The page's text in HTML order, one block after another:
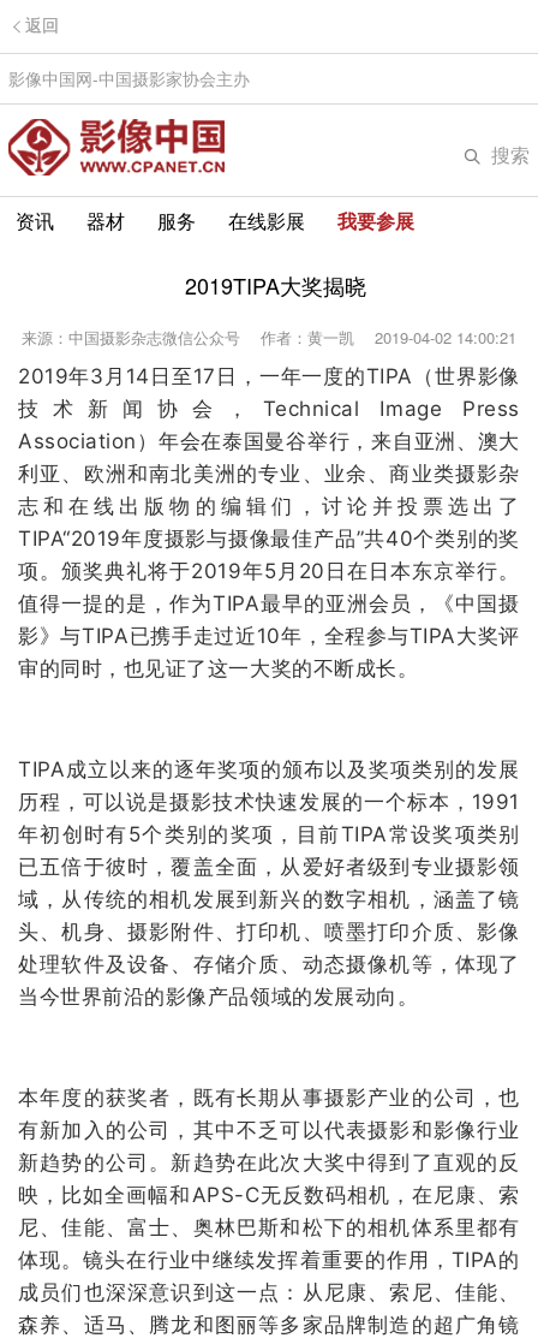
返回
影像中国网-中国摄影家协会主办
搜索
资讯 器材 服务 在线影展 我要参展
2019TIPA大奖揭晓
来源：中国摄影杂志微信公众号 作者：黄一凯 2019-04-02 14:00:21
2019年3月14日至17日，一年一度的TIPA（世界影像
技术新闻协会，Technical Image Press
Association）年会在泰国曼谷举行，来自亚洲、澳大
利亚、欧洲和南北美洲的专业、业余、商业类摄影杂
志和在线出版物的编辑们，讨论并投票选出了
TIPA“2019年度摄影与摄像最佳产品”共40个类别的奖
项。颁奖典礼将于2019年5月20日在日本东京举行。
值得一提的是，作为TIPA最早的亚洲会员，《中国摄
影》与TIPA已携手走过近10年，全程参与TIPA大奖评
审的同时，也见证了这一大奖的不断成长。
TIPA成立以来的逐年奖项的颁布以及奖项类别的发展
历程，可以说是摄影技术快速发展的一个标本，1991
年初创时有5个类别的奖项，目前TIPA常设奖项类别
已五倍于彼时，覆盖全面，从爱好者级到专业摄影领
域，从传统的相机发展到新兴的数字相机，涵盖了镜
头、机身、摄影附件、打印机、喷墨打印介质、影像
处理软件及设备、存储介质、动态摄像机等，体现了
当今世界前沿的影像产品领域的发展动向。
本年度的获奖者，既有长期从事摄影产业的公司，也
有新加入的公司，其中不乏可以代表摄影和影像行业
新趋势的公司。新趋势在此次大奖中得到了直观的反
映，比如全画幅和APS-C无反数码相机，在尼康、索
尼、佳能、富士、奥林巴斯和松下的相机体系里都有
体现。镜头在行业中继续发挥着重要的作用，TIPA的
成员们也深深意识到这一点：从尼康、索尼、佳能、
森养、适马、腾龙和图丽等多家品牌制造的超广角镜